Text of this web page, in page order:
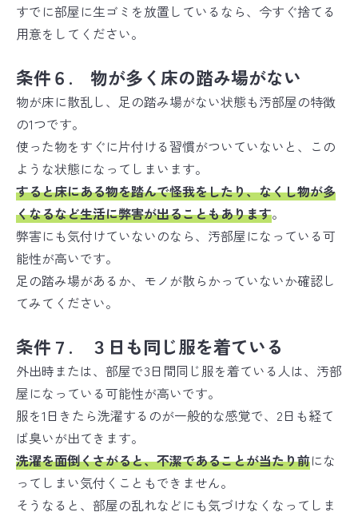
すでに部屋に生ゴミを放置しているなら、今すぐ捨てる
用意をしてください。
条件６. 物が多く床の踏み場がない
物が床に散乱し、足の踏み場がない状態も汚部屋の特徴
の1つです。
使った物をすぐに片付ける習慣がついていないと、この
ような状態になってしまいます。
すると床にある物を踏んで怪我をしたり、なくし物が多
くなるなど生活に弊害が出ることもあります。
弊害にも気付けていないのなら、汚部屋になっている可
能性が高いです。
足の踏み場があるか、モノが散らかっていないか確認し
てみてください。
条件７. ３日も同じ服を着ている
外出時または、部屋で3日間同じ服を着ている人は、汚部
屋になっている可能性が高いです。
服を1日きたら洗濯するのが一般的な感覚で、2日も経て
ば臭いが出てきます。
洗濯を面倒くさがると、不潔であることが当たり前にな
ってしまい気付くこともできません。
そうなると、部屋の乱れなどにも気づけなくなってしま